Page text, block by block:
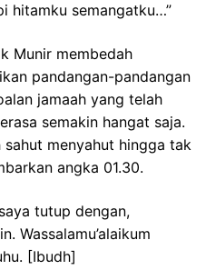
hitamku semangatku…”
Munir membedah
pandangan-pandangan
jamaah yang telah
semakin hangat saja.
menyahut hingga tak
angka 01.30.
tutup dengan,
Wassalamu’alaikum
[Ibudh]